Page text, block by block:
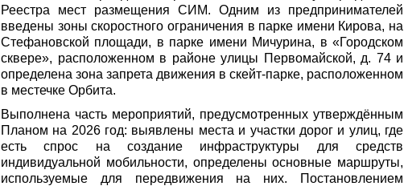
Реестра мест размещения СИМ. Одним из предпринимателей
введены зоны скоростного ограничения в парке имени Кирова, на
Стефановской площади, в парке имени Мичурина, в «Городском
сквере», расположенном в районе улицы Первомайской, д. 74 и
определена зона запрета движения в скейт-парке, расположенном
в местечке Орбита.
Выполнена часть мероприятий, предусмотренных утверждённым
Планом на 2026 год: выявлены места и участки дорог и улиц, где
есть спрос на создание инфраструктуры для средств
индивидуальной мобильности, определены основные маршруты,
используемые для передвижения на них. Постановлением